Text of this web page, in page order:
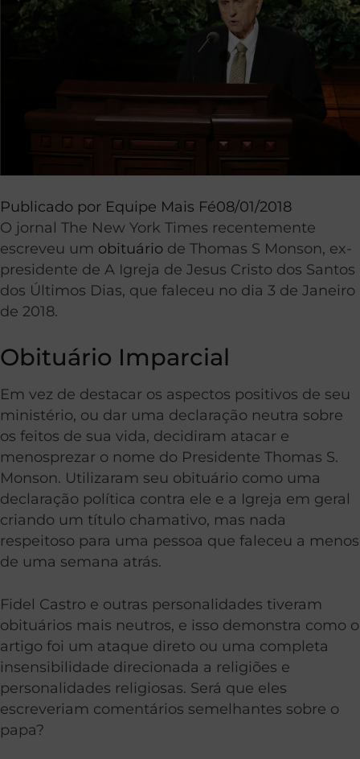
Publicado por Equipe Mais Fé08/01/2018
O jornal The New York Times recentemente
escreveu um obituário de Thomas S Monson, ex-
presidente de A Igreja de Jesus Cristo dos Santos
dos Últimos Dias, que faleceu no dia 3 de Janeiro
de 2018.
Obituário Imparcial
Em vez de destacar os aspectos positivos de seu
ministério, ou dar uma declaração neutra sobre
os feitos de sua vida, decidiram atacar e
menosprezar o nome do Presidente Thomas S.
Monson. Utilizaram seu obituário como uma
declaração política contra ele e a Igreja em geral
criando um título chamativo, mas nada
respeitoso para uma pessoa que faleceu a menos
de uma semana atrás.
Fidel Castro e outras personalidades tiveram
obituários mais neutros, e isso demonstra como o
artigo foi um ataque direto ou uma completa
insensibilidade direcionada a religiões e
personalidades religiosas. Será que eles
escreveriam comentários semelhantes sobre o
papa?